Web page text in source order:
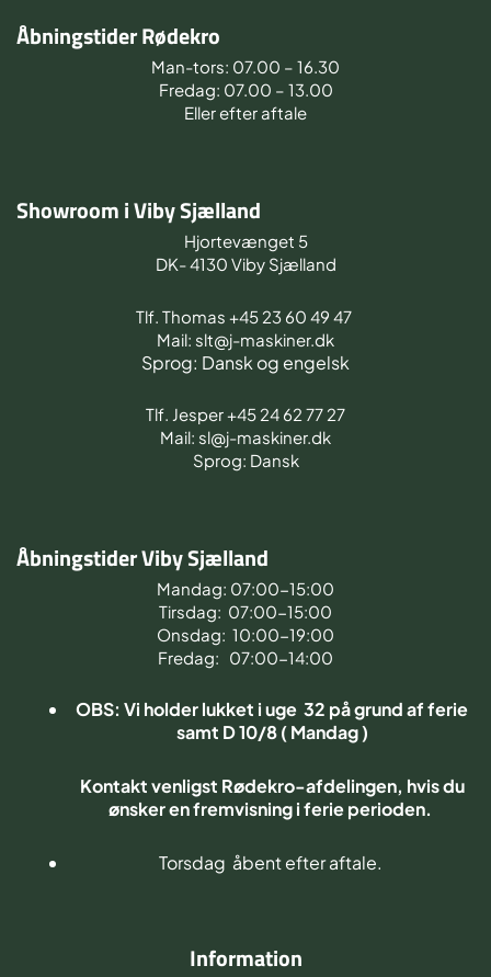
Åbningstider Rødekro
Man-tors: 07.00 – 16.30
Fredag: 07.00 – 13.00
Eller efter aftale
Showroom i Viby Sjælland
Hjortevænget 5
DK- 4130 Viby Sjælland
Tlf. Thomas +45 23 60 49 47
Mail: slt@j-maskiner.dk
Sprog: Dansk og engelsk
Tlf. Jesper +45 24 62 77 27
Mail: sl@j-maskiner.dk
Sprog: Dansk
Åbningstider Viby Sjælland
Mandag: 07:00-15:00
Tirsdag: 07:00-15:00
Onsdag: 10:00-19:00
Fredag: 07:00-14:00
OBS: Vi holder lukket i uge 32 på grund af ferie
samt D 10/8 ( Mandag )
Kontakt venligst Rødekro-afdelingen, hvis du
ønsker en fremvisning i ferie perioden.
Torsdag åbent efter aftale.
Information